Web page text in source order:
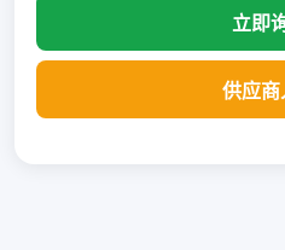
立即
供应商